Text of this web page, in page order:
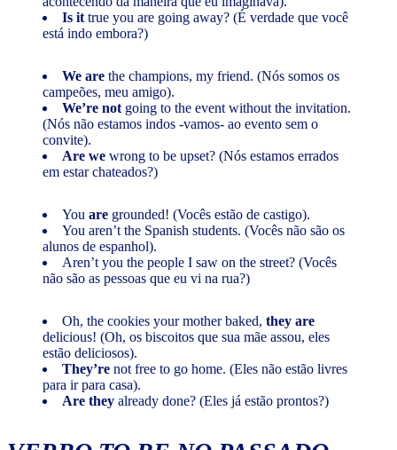
Is it true you are going away? (É verdade que você
está indo embora?)
We are the champions, my friend. (Nós somos os
campeões, meu amigo).
We’re not going to the event without the invitation.
(Nós não estamos indos -vamos- ao evento sem o
convite).
Are we wrong to be upset? (Nós estamos errados
em estar chateados?)
You are grounded! (Vocês estão de castigo).
You aren’t the Spanish students. (Vocês não são os
alunos de espanhol).
Aren’t you the people I saw on the street? (Vocês
não são as pessoas que eu vi na rua?)
Oh, the cookies your mother baked, they are
delicious! (Oh, os biscoitos que sua mãe assou, eles
estão deliciosos).
They’re not free to go home. (Eles não estão livres
para ir para casa).
Are they already done? (Eles já estão prontos?)